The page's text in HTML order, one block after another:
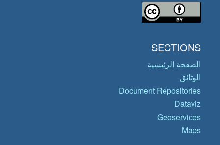
SECTIONS
الصفحة الرئيسية
الوثائق
Document Repositories
Dataviz
Geoservices
Maps